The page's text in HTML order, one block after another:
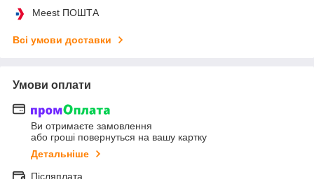
Meest ПОШТА
Всі умови доставки
Умови оплати
Ви отримаєте замовлення
або гроші повернуться на вашу картку
Детальніше
Післяплата